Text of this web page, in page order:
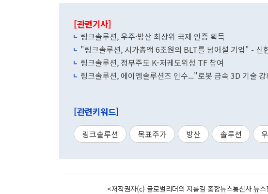
[관련기사]
링크솔루션, 우주·방산 최상위 국제 인증 획득
"링크솔루션, 시가총액 6조원의 BLT를 넘어설 기업" - 신
링크솔루션, 정부주도 K-저궤도위성 TF 참여
링크솔루션, 에이엠솔루션즈 인수..."로봇 금속 3D 기술
[관련키워드]
링크솔루션 목표주가 방산 솔루션
<저작권자(c) 글로벌리더의 지름길 종합뉴스통신사 뉴